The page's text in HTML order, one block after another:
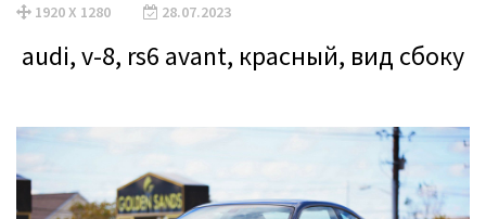
1920 X 1280 28.07.2023
audi, v-8, rs6 avant, красный, вид сбоку